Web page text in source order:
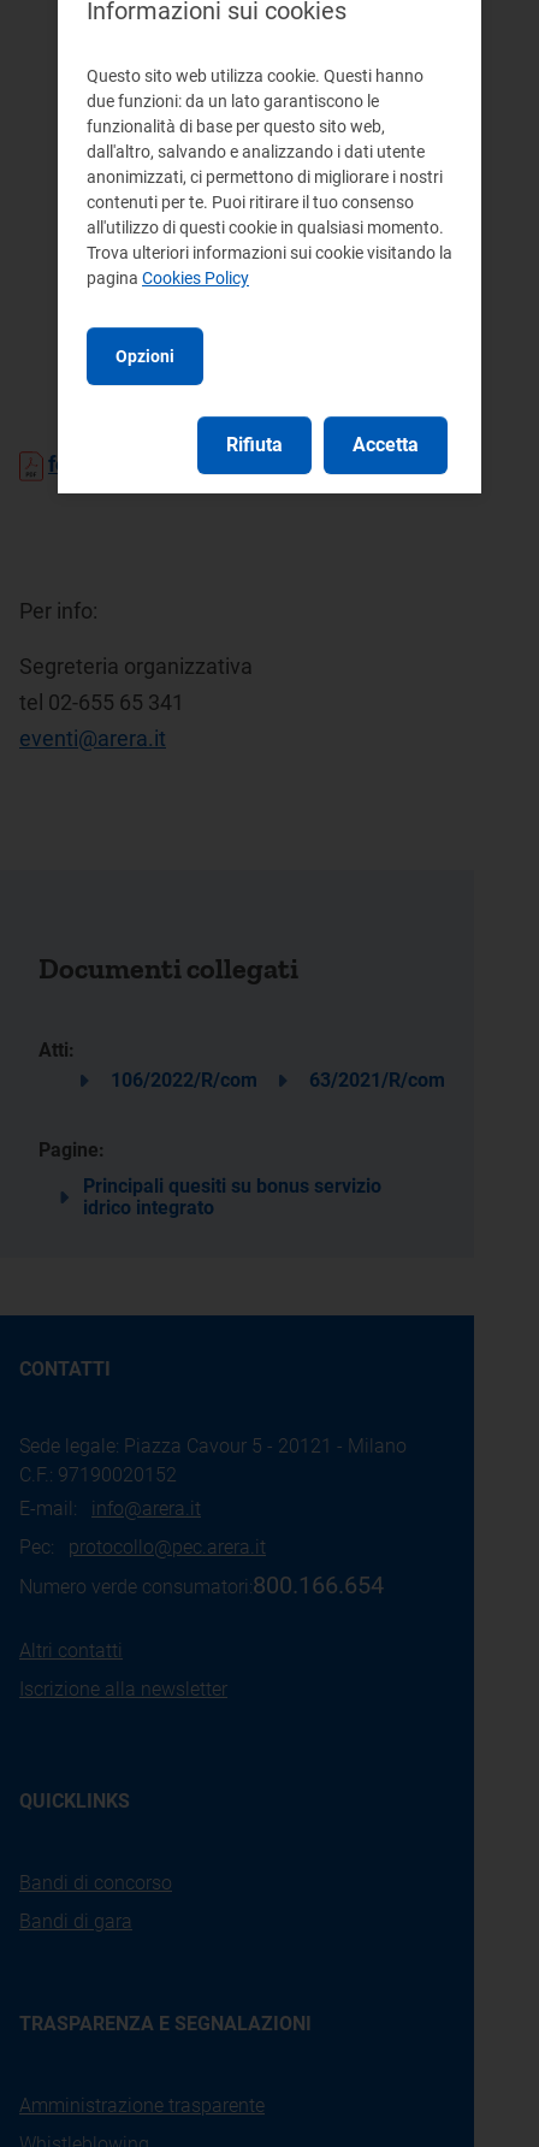
formato pdf
Per info:
Segreteria organizzativa
tel 02-655 65 341
eventi@arera.it
Documenti collegati
Atti:
106/2022/R/com
63/2021/R/com
Pagine:
Principali quesiti su bonus servizio
idrico integrato
CONTATTI
Sede legale: Piazza Cavour 5 - 20121 - Milano
C.F.: 97190020152
E-mail: info@arera.it
Pec: protocollo@pec.arera.it
Numero verde consumatori:800.166.654
Altri contatti
Iscrizione alla newsletter
QUICKLINKS
Bandi di concorso
Bandi di gara
TRASPARENZA E SEGNALAZIONI
Amministrazione trasparente
Informazioni sui cookies
Questo sito web utilizza cookie. Questi hanno
due funzioni: da un lato garantiscono le
funzionalità di base per questo sito web,
dall'altro, salvando e analizzando i dati utente
anonimizzati, ci permettono di migliorare i nostri
contenuti per te. Puoi ritirare il tuo consenso
all'utilizzo di questi cookie in qualsiasi momento.
Trova ulteriori informazioni sui cookie visitando la
pagina Cookies Policy
Opzioni
Rifiuta Accetta